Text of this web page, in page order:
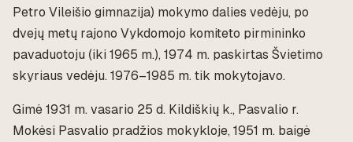
Petro Vileišio gimnazija) mokymo dalies vedėju, po
dvejų metų rajono Vykdomojo komiteto pirmininko
pavaduotoju (iki 1965 m.), 1974 m. paskirtas Švietimo
skyriaus vedėju. 1976–1985 m. tik mokytojavo.
Gimė 1931 m. vasario 25 d. Kildiškių k., Pasvalio r.
Mokėsi Pasvalio pradžios mokykloje, 1951 m. baigė